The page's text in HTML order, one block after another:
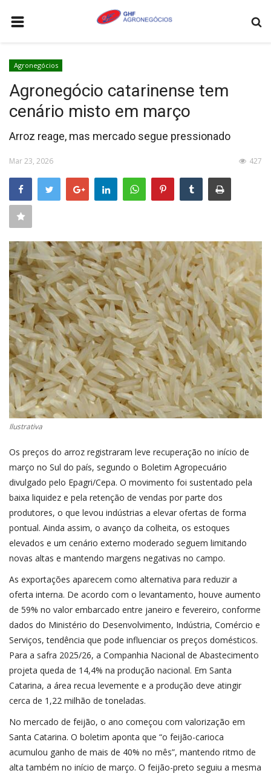
AGRONEGÓCIOS
LEILÕES
FEIRAS E EVENTOS
LOGÍSTICA
COTAÇÕES
COMO ANUNCIAR
COLUNISTA
CONTATO
CONECTE-SE
REGISTO
Agronegócios
Agronegócio catarinense tem
cenário misto em março
Arroz reage, mas mercado segue pressionado
Mar 23, 2026 427
Ilustrativa
Os preços do arroz registraram leve recuperação no início de
março no Sul do país, segundo o Boletim Agropecuário
divulgado pelo Epagri/Cepa. O movimento foi sustentado pela
baixa liquidez e pela retenção de vendas por parte dos
produtores, o que levou indústrias a elevar ofertas de forma
pontual. Ainda assim, o avanço da colheita, os estoques
elevados e um cenário externo moderado seguem limitando
novas altas e mantendo margens negativas no campo.
As exportações aparecem como alternativa para reduzir a
oferta interna. De acordo com o levantamento, houve aumento
de 59% no valor embarcado entre janeiro e fevereiro, conforme
dados do Ministério do Desenvolvimento, Indústria, Comércio e
Serviços, tendência que pode influenciar os preços domésticos.
Para a safra 2025/26, a Companhia Nacional de Abastecimento
projeta queda de 14,4% na produção nacional. Em Santa
Catarina, a área recua levemente e a produção deve atingir
cerca de 1,22 milhão de toneladas.
No mercado de feijão, o ano começou com valorização em
Santa Catarina. O boletim aponta que “o feijão-carioca
acumulou ganho de mais de 40% no mês”, mantendo ritmo de
alta também no início de março. O feijão-preto seguiu a mesma